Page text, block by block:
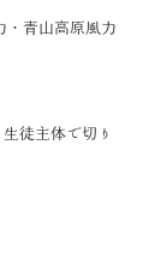
・青山高原風力
徒主体で切り